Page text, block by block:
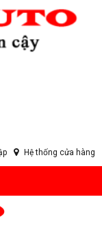
Hệ thống cửa hàng